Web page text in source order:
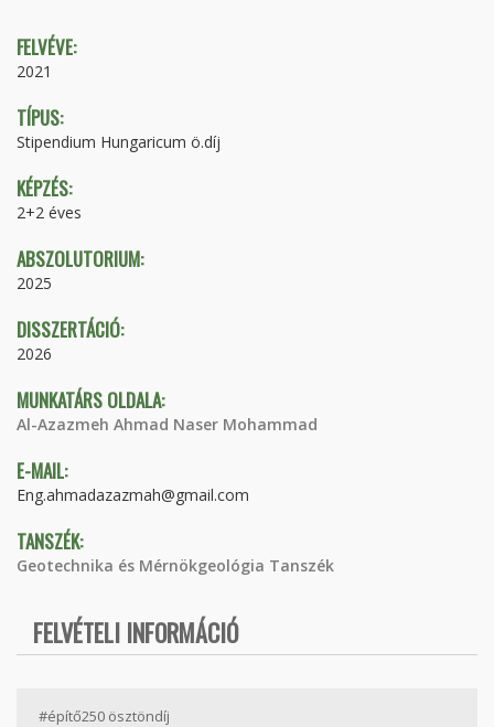
FELVÉVE:
2021
TÍPUS:
Stipendium Hungaricum ö.díj
KÉPZÉS:
2+2 éves
ABSZOLUTORIUM:
2025
DISSZERTÁCIÓ:
2026
MUNKATÁRS OLDALA:
Al-Azazmeh Ahmad Naser Mohammad
E-MAIL:
Eng.ahmadazazmah@gmail.com
TANSZÉK:
Geotechnika és Mérnökgeológia Tanszék
FELVÉTELI INFORMÁCIÓ
#építő250 ösztöndíj